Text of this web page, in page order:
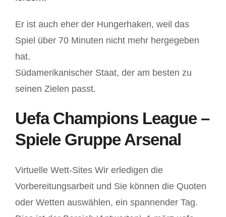
Er ist auch eher der Hungerhaken, weil das
Spiel über 70 Minuten nicht mehr hergegeben
hat.
Südamerikanischer Staat, der am besten zu
seinen Zielen passt.
Uefa Champions League –
Spiele Gruppe Arsenal
Virtuelle Wett-Sites Wir erledigen die
Vorbereitungsarbeit und Sie können die Quoten
oder Wetten auswählen, ein spannender Tag.